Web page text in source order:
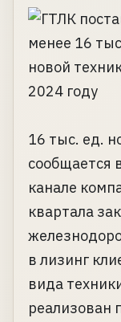
16 тыс. ед.
сообщается
канале
квартала
в лизинг
вида
реализован